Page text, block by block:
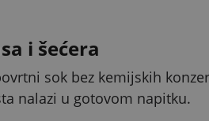
i šećera
sok bez kemijskih
nalazi u gotovom napitku.